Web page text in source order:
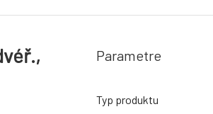
Parametre
Typ produktu